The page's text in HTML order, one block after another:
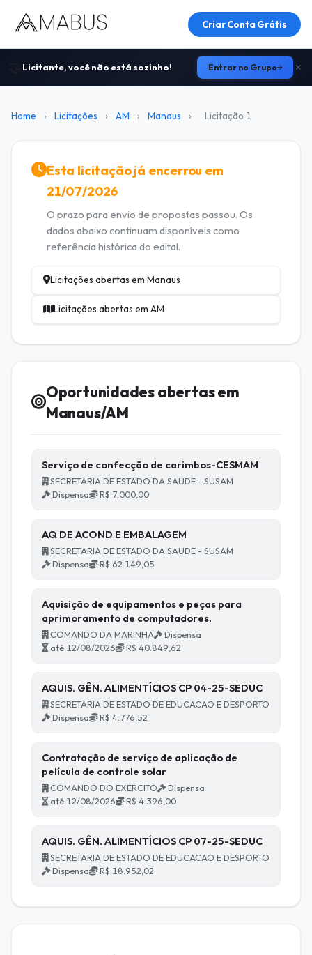
Criar Conta Grátis
Licitante, você não está sozinho! Entrar no Grupo
Home › Licitações › AM › Manaus › Licitação 1
Esta licitação já encerrou em
21/07/2026
O prazo para envio de propostas passou. Os
dados abaixo continuam disponíveis como
referência histórica do edital.
Licitações abertas em Manaus
Licitações abertas em AM
Oportunidades abertas em
Manaus/AM
Serviço de confecção de carimbos-CESMAM
SECRETARIA DE ESTADO DA SAUDE - SUSAM
Dispensa
R$ 7.000,00
AQ DE ACOND E EMBALAGEM
SECRETARIA DE ESTADO DA SAUDE - SUSAM
Dispensa
R$ 62.149,05
Aquisição de equipamentos e peças para
aprimoramento de computadores.
COMANDO DA MARINHA
Dispensa
até 12/08/2026
R$ 40.849,62
AQUIS. GÊN. ALIMENTÍCIOS CP 04-25-SEDUC
SECRETARIA DE ESTADO DE EDUCACAO E DESPORTO
Dispensa
R$ 4.776,52
Contratação de serviço de aplicação de
película de controle solar
COMANDO DO EXERCITO
Dispensa
até 12/08/2026
R$ 4.396,00
AQUIS. GÊN. ALIMENTÍCIOS CP 07-25-SEDUC
SECRETARIA DE ESTADO DE EDUCACAO E DESPORTO
Dispensa
R$ 18.952,02